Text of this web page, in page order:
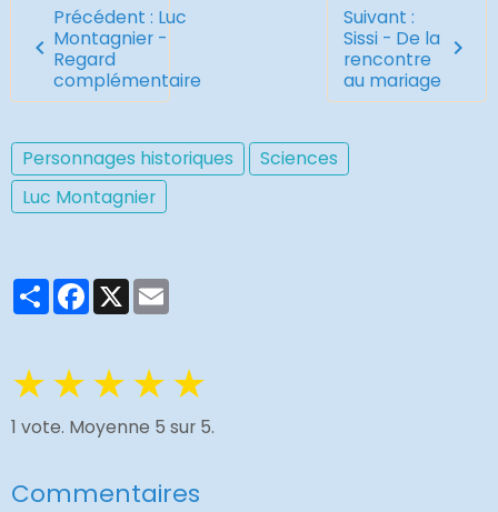
Précédent : Luc
Montagnier -
Regard
complémentaire
Suivant :
Sissi - De la
rencontre
au mariage
Personnages historiques
Sciences
Luc Montagnier
PartagerFacebook
X
★★★★★
1 vote. Moyenne 5 sur 5.
Commentaires